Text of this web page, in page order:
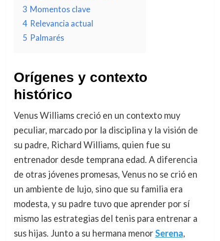
3 Momentos clave
4 Relevancia actual
5 Palmarés
Orígenes y contexto
histórico
Venus Williams creció en un contexto muy
peculiar, marcado por la disciplina y la visión de
su padre, Richard Williams, quien fue su
entrenador desde temprana edad. A diferencia
de otras jóvenes promesas, Venus no se crió en
un ambiente de lujo, sino que su familia era
modesta, y su padre tuvo que aprender por sí
mismo las estrategias del tenis para entrenar a
sus hijas. Junto a su hermana menorSerena,